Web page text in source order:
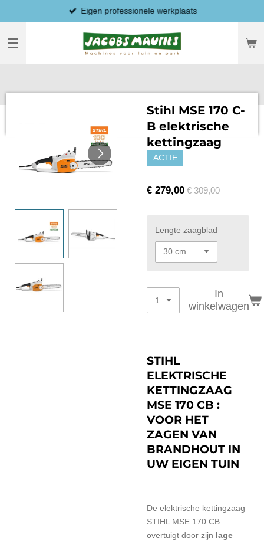
direct
naar
hoofdinhoud
Eigen professionele werkplaats
Stihl MSE 170 C-
B elektrische
kettingzaag
ACTIE
€ 279,00 € 309,00
Lengte zaagblad
In
winkelwagen
STIHL
ELEKTRISCHE
KETTINGZAAG
MSE 170 CB :
VOOR HET
ZAGEN VAN
BRANDHOUT IN
UW EIGEN TUIN
De elektrische kettingzaag
STIHL MSE 170 CB
overtuigt door zijn lage